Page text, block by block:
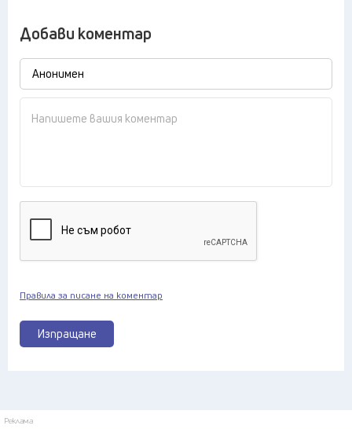
Добави коментар
Изпращане
Правила за писане на коментар
Реклама